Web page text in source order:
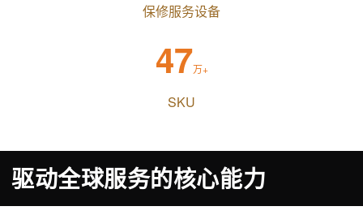
保修服务设备
47万+
SKU
驱动全球服务的核心能力